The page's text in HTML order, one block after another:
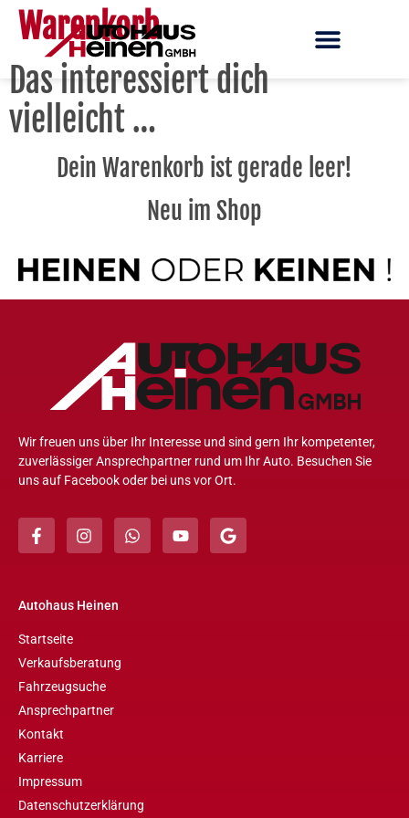
Warenkorb
Das interessiert dich
vielleicht …
Dein Warenkorb ist gerade leer!
Neu im Shop
Wir freuen uns über Ihr Interesse und sind gern Ihr kompetenter,
zuverlässiger Ansprechpartner rund um Ihr Auto. Besuchen Sie
uns auf Facebook oder bei uns vor Ort.
Autohaus Heinen
Startseite
Verkaufsberatung
Fahrzeugsuche
Ansprechpartner
Kontakt
Karriere
Impressum
Datenschutzerklärung